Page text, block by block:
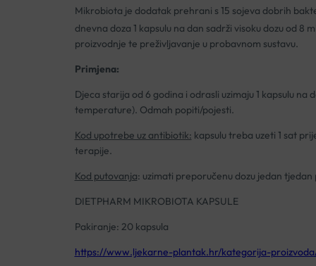
Mikrobiota je dodatak prehrani s 15 sojeva dobrih
dnevna doza 1 kapsulu na dan sadrži visoku dozu od 8
proizvodnje te preživljavanje u probavnom sustavu.
Primjena:
Djeca starija od 6 godina i odrasli uzimaju 1 kapsulu
temperature). Odmah popiti/pojesti.
Kod upotrebe uz antibiotik: kapsulu treba uzeti 1 sat
terapije.
Kod putovanja: uzimati preporučenu dozu jedan
DIETPHARM MIKROBIOTA KAPSULE
Pakiranje: 20 kapsula
https://www.ljekarne-plantak.hr/kategorija-